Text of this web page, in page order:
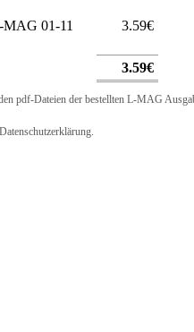
MAG 01-11 3.59€
3.59€
pdf-Dateien der bestellten L-MAG